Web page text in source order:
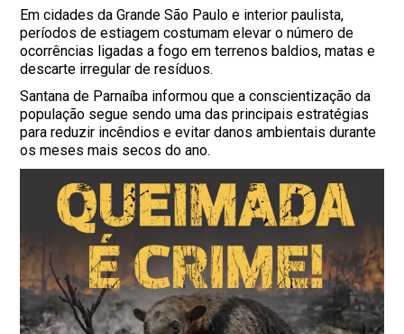
Em cidades da Grande São Paulo e interior paulista,
períodos de estiagem costumam elevar o número de
ocorrências ligadas a fogo em terrenos baldios, matas e
descarte irregular de resíduos.
Santana de Parnaíba informou que a conscientização da
população segue sendo uma das principais estratégias
para reduzir incêndios e evitar danos ambientais durante
os meses mais secos do ano.